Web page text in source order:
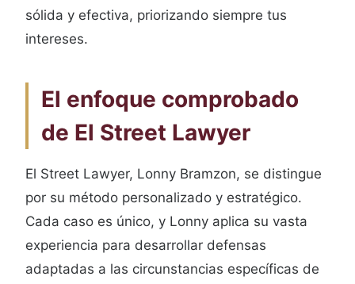
sólida y efectiva, priorizando siempre tus
intereses.
El enfoque comprobado
de El Street Lawyer
El Street Lawyer, Lonny Bramzon, se distingue
por su método personalizado y estratégico.
Cada caso es único, y Lonny aplica su vasta
experiencia para desarrollar defensas
adaptadas a las circunstancias específicas de